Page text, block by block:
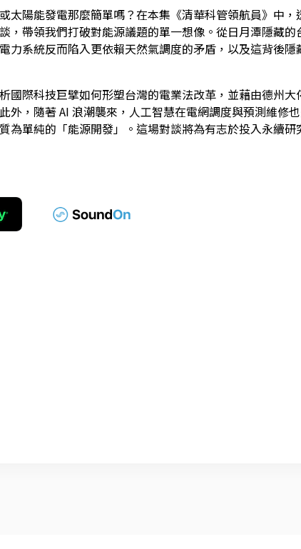
太陽能發電那麼簡單嗎？在本集《清華科管領航員》中，
，帶領我們打破對能源議題的單一想像。從日月潭隱藏的
系統反而陷入更依賴天然氣調度的矛盾，以及這背後隱
國際科技巨擘如何形塑台灣的電業法改革，並藉由德州大
，隨著 AI 浪潮襲來，人工智慧在電網調度與預測維修
為單純的「能源開發」。這場對談將為有志於投入永續研